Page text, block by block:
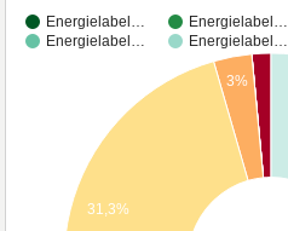
Energielabel… Energielabel…
Energielabel…
Energielabel…
3%
31,3%